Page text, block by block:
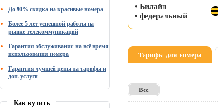
До 90% скидка на красивые номера
Более 5 лет успешной работы на
рынке телекоммуникаций
Гарантия обслуживания на всё время
использования номера
Гарантия лучшей цены на тарифы и
доп. услуги
Как купить
• Билайн
• федеральный
Тарифы для номера
Все